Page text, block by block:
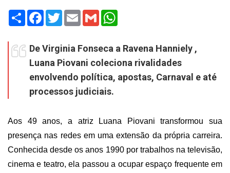
Share Facebook
TwitterEmail Gmail
De Virginia Fonseca a Ravena Hanniely ,
Luana Piovani coleciona rivalidades
envolvendo política, apostas, Carnaval e até
processos judiciais.
Aos 49 anos, a atriz Luana Piovani transformou sua
presença nas redes em uma extensão da própria carreira.
Conhecida desde os anos 1990 por trabalhos na televisão,
cinema e teatro, ela passou a ocupar espaço frequente em